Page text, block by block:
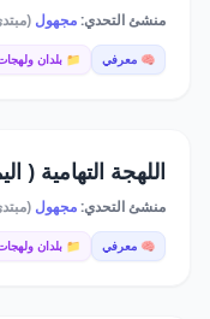
منشئ التحدي:مجهول
🧠 معرفي 📁 بلدان
اللهجة التهامية (
منشئ التحدي:مجهول
🧠 معرفي 📁 بلدان